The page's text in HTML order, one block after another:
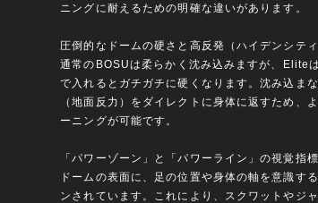
ニングに耐えるための明確な違いがあります。
圧倒的なドームの硬さと高反発（ハイデンシティ
通常のBOSUは柔らかく沈み込みますが、Elite
で入れるとガチガチに硬くなります。沈み込ま
（地面反力）をダイレクトに身体に返すため、
ーニングが可能です。
「パワーゾーン」と「パワーライン」の視覚指標
ドームの表面に、足の位置や身体の軸を意識す
ンされています。これにより、スクワットやジ